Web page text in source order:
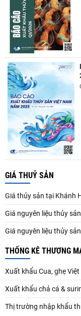
GIÁ THUỶ SẢN
Giá thủy sản tại Khánh
Giá nguyên liệu thủy
Giá nguyên liệu thủy
THỐNG KÊ THƯƠNG
Xuất khẩu Cua, ghẹ
Xuất khẩu chả cá &
Thị trường nhập khẩu